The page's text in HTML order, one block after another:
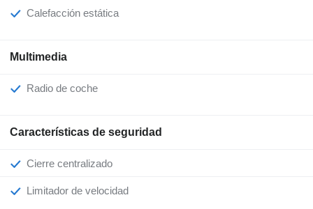
Calefacción estática
Multimedia
Radio de coche
Características de seguridad
Cierre centralizado
Limitador de velocidad